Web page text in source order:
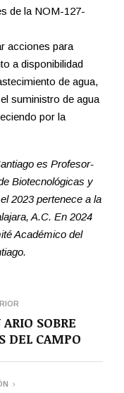
de la NOM-127-
acciones para
a disponibilidad
de agua,
suministro de agua
por la
es Profesor-
Biotecnológicas y
2023 pertenece a la
A.C. En 2024
Académico del
SOBRE
DEL CAMPO